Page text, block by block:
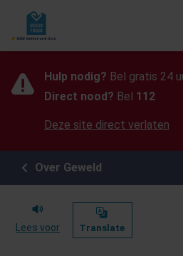
Als de resultaten voor automatisch
Hulp nodig? Bel gratis 24
Direct nood? Bel 112
Deze site direct verlaten
Over Geweld
Lees voor Translate